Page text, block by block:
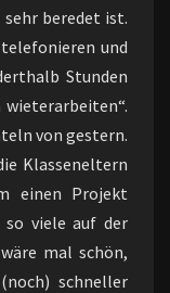
sehr beredet ist.
und
Stunden
von gestern.
Klasseneltern
einen Projekt
so viele auf der
mal schön,
schneller